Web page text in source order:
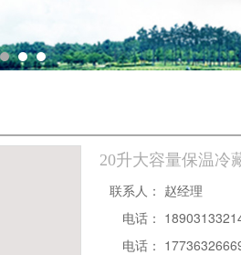
20升大容量保温冷
联系人： 赵经理
电话：
电话：